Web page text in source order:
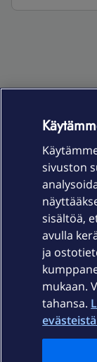
Laitteet &
Palvelut
Ajankohtaista
Elisa Oyj
sivuston
sisältöä,
avulla
ja
mukaan.
tahansa.